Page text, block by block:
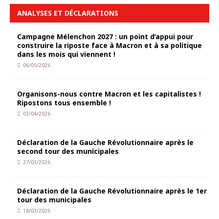
ANALYSES ET DÉCLARATIONS
Campagne Mélenchon 2027 : un point d’appui pour
construire la riposte face à Macron et à sa politique
dans les mois qui viennent !
06/05/2026
Organisons-nous contre Macron et les capitalistes !
Ripostons tous ensemble !
03/04/2026
Déclaration de la Gauche Révolutionnaire après le
second tour des municipales
27/03/2026
Déclaration de la Gauche Révolutionnaire après le 1er
tour des municipales
18/03/2026